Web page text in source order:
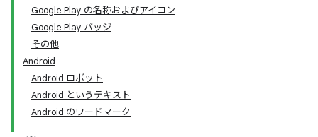
Google Play の名称およびアイコン
Google Play バッジ
その他
Android
Android ロボット
Android というテキスト
Android のワードマーク